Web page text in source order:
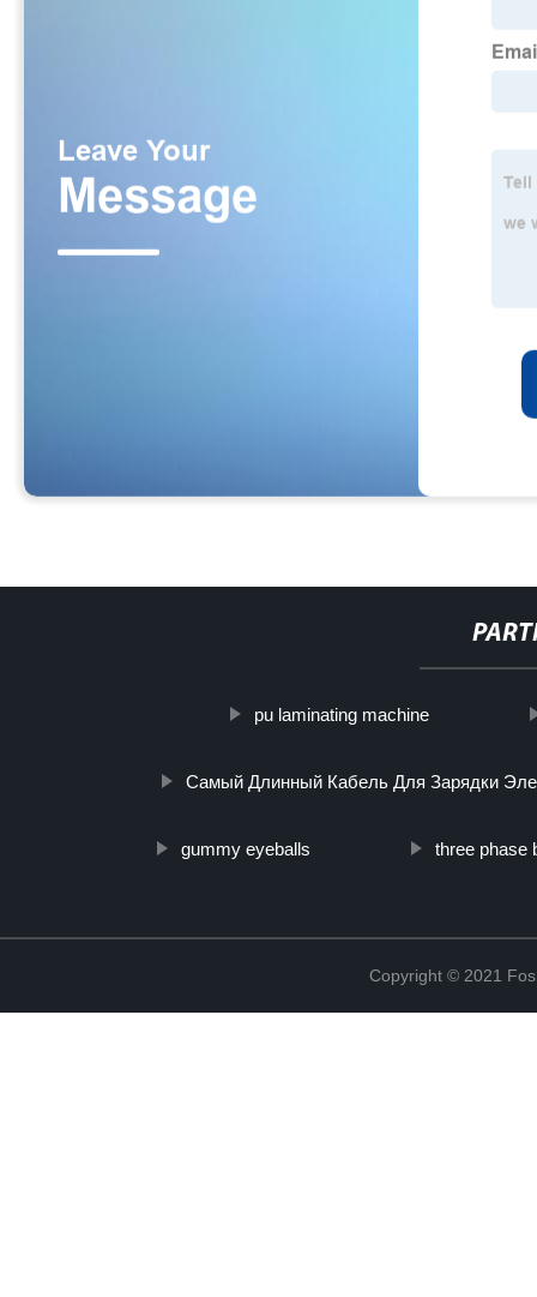
pu laminating machine
Самый Длинный Кабель Для Зарядки
gummy eyeballs three phase
Copyright © 2021